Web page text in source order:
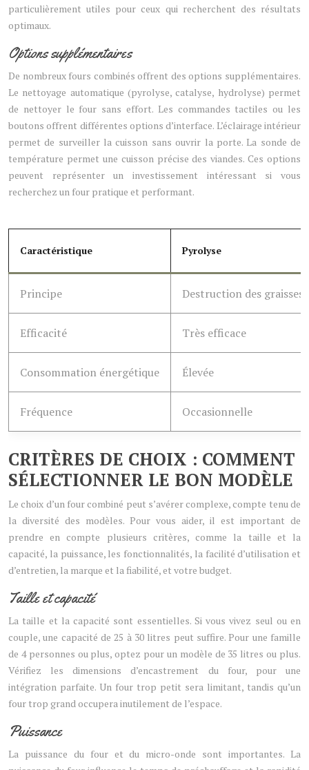
particulièrement utiles pour ceux qui recherchent des résultats
optimaux.
Options supplémentaires
De nombreux fours combinés offrent des options supplémentaires.
Le nettoyage automatique (pyrolyse, catalyse, hydrolyse) permet
de nettoyer le four sans effort. Les commandes tactiles ou les
boutons offrent différentes options d’interface. L’éclairage intérieur
permet de surveiller la cuisson sans ouvrir la porte. La sonde de
température permet une cuisson précise des viandes. Ces options
peuvent représenter un investissement intéressant si vous
recherchez un four pratique et performant.
Caractéristique Pyrolyse
Principe Destruction des
Efficacité Très efficace
Consommation énergétique Élevée
Fréquence Occasionnelle
CRITÈRES DE CHOIX : COMMENT
SÉLECTIONNER LE BON MODÈLE
Le choix d’un four combiné peut s’avérer complexe, compte tenu de
la diversité des modèles. Pour vous aider, il est important de
prendre en compte plusieurs critères, comme la taille et la
capacité, la puissance, les fonctionnalités, la facilité d’utilisation et
d’entretien, la marque et la fiabilité, et votre budget.
Taille et capacité
La taille et la capacité sont essentielles. Si vous vivez seul ou en
couple, une capacité de 25 à 30 litres peut suffire. Pour une famille
de 4 personnes ou plus, optez pour un modèle de 35 litres ou plus.
Vérifiez les dimensions d’encastrement du four, pour une
intégration parfaite. Un four trop petit sera limitant, tandis qu’un
four trop grand occupera inutilement de l’espace.
Puissance
La puissance du four et du micro-onde sont importantes. La